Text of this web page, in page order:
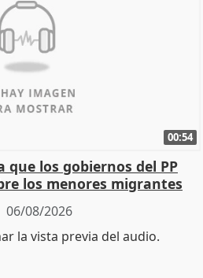
00:54
que los gobiernos del PP
los menores migrantes
06/08/2026